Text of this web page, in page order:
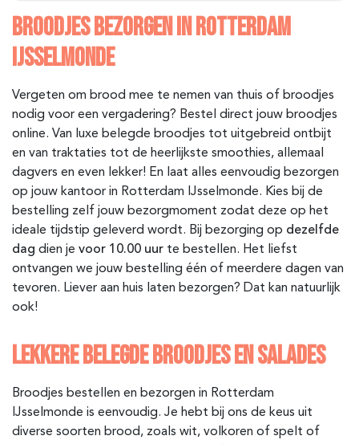
BROODJES BEZORGEN IN ROTTERDAM
IJSSELMONDE
Vergeten om brood mee te nemen van thuis of broodjes
nodig voor een vergadering? Bestel direct jouw broodjes
online. Van luxe belegde broodjes tot uitgebreid ontbijt
en van traktaties tot de heerlijkste smoothies, allemaal
dagvers en even lekker! En laat alles eenvoudig bezorgen
op jouw kantoor in Rotterdam IJsselmonde. Kies bij de
bestelling zelf jouw bezorgmoment zodat deze op het
ideale tijdstip geleverd wordt. Bij bezorging op dezelfde
dag dien je voor 10.00 uur te bestellen. Het liefst
ontvangen we jouw bestelling één of meerdere dagen van
tevoren. Liever aan huis laten bezorgen? Dat kan natuurlijk
ook!
LEKKERE BELEGDE BROODJES EN SALADES
Broodjes bestellen en bezorgen in Rotterdam
IJsselmonde is eenvoudig. Je hebt bij ons de keus uit
diverse soorten brood, zoals wit, volkoren of spelt of